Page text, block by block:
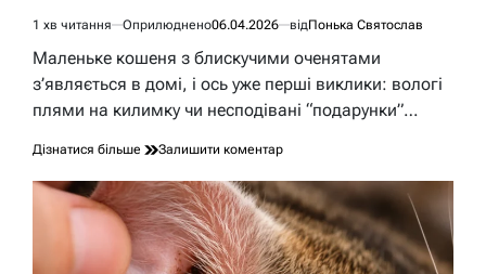
Орієнтовний
час
1 хв читання Оприлюднено06.04.2026 відПонька Святослав
Маленьке кошеня з блискучими оченятами
з’являється в домі, і ось уже перші виклики: вологі
плями на килимку чи несподівані “подарунки”…
Дізнатися більше Залишити коментардо
привчити
кошеня
до
лотка:
повний